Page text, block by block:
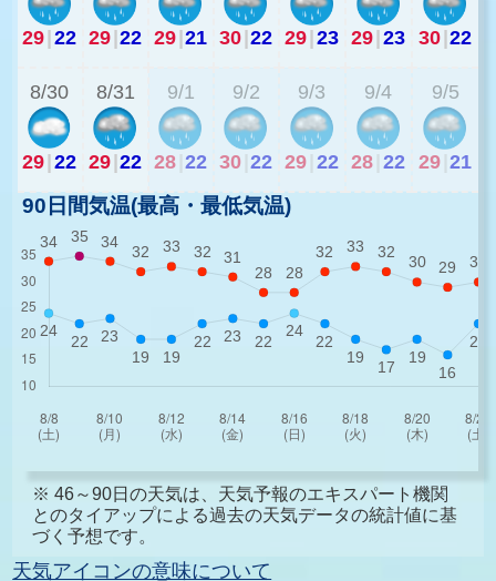
29 22 29 22 29 21 30 22 29 23 29 23 30 22
8/30
29 22
8/31
29 22
9/1
28 22
9/2
30 22
9/3
29 22
9/4
28 22
9/5
29 21
90日間気温(最高・最低気温)
※ 46～90日の天気は、天気予報のエキスパート機関
とのタイアップによる過去の天気データの統計値に基
づく予想です。
天気アイコンの意味について